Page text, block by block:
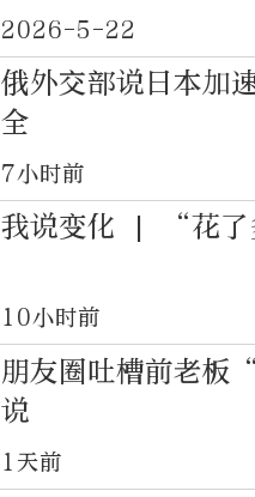
2026-5-22
俄外交部说日本加
全
7小时前
我说变化 | “花了
10小时前
朋友圈吐槽前老板
说
1天前